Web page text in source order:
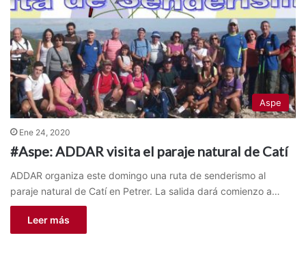
Aspe
Ene 24, 2020
#Aspe: ADDAR visita el paraje natural de Catí
ADDAR organiza este domingo una ruta de senderismo al
paraje natural de Catí en Petrer. La salida dará comienzo a…
Leer más